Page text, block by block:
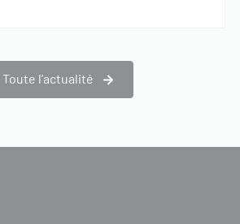
Toute l’actualité